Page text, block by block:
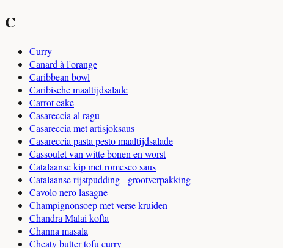
C
Curry
Canard à l'orange
Caribbean bowl
Caribische maaltijdsalade
Carrot cake
Casareccia al ragu
Casareccia met artisjoksaus
Casareccia pasta pesto maaltijdsalade
Cassoulet van witte bonen en worst
Catalaanse kip met romesco saus
Catalaanse rijstpudding - grootverpakking
Cavolo nero lasagne
Champignonsoep met verse kruiden
Chandra Malai kofta
Channa masala
Cheaty butter tofu curry